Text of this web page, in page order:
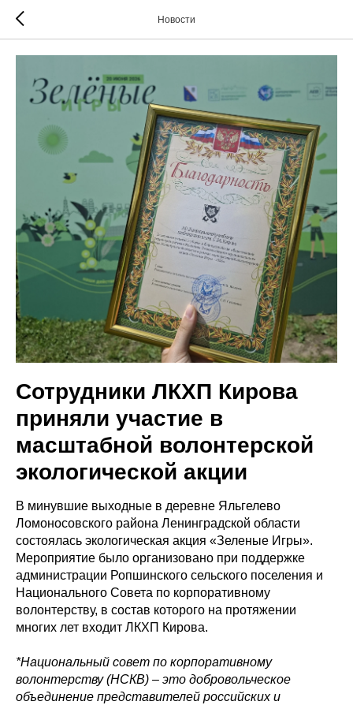
Новости
Сотрудники ЛКХП Кирова
приняли участие в
масштабной волонтерской
экологической акции
В минувшие выходные в деревне Яльгелево
Ломоносовского района Ленинградской области
состоялась экологическая акция «Зеленые Игры».
Мероприятие было организовано при поддержке
администрации Ропшинского сельского поселения и
Национального Совета по корпоративному
волонтерству, в состав которого на протяжении
многих лет входит ЛКХП Кирова.
*Национальный совет по корпоративному
волонтерству (НСКВ) – это добровольческое
объединение представителей российских и